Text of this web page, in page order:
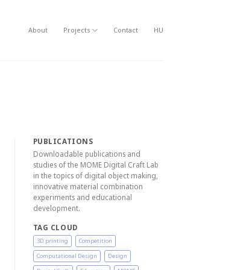
About Projects Contact HU
PUBLICATIONS
Downloadable publications and
studies of the MOME Digital Craft Lab
in the topics of digital object making,
innovative material combination
experiments and educational
development.
TAG CLOUD
3D printing
Competition
Computational Design
Design